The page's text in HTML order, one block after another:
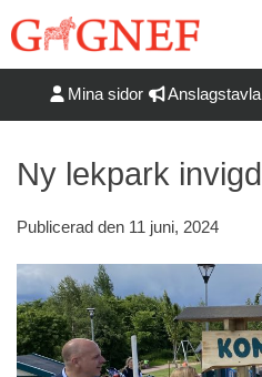
till
Mina sidor Anslagstavla
Ny lekpark
Publicerad den 11 juni, 2024